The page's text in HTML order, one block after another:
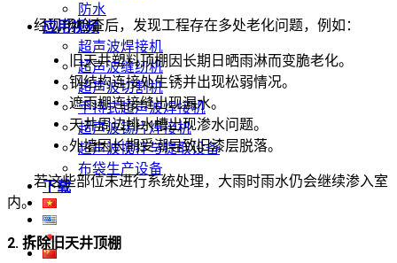
防水
应用视频
超声波焊接机
超声波缝纫机
超声波切割机
手持式超声波焊接机
超声波锡片焊接机
超声波搅拌与提取设备
布袋生产设备
下载
经现场检查后，发现工程存在多处老化问题，例如：
旧天井塑料顶棚因长期日晒雨淋而变脆老化。
钢结构连接处生锈并出现松弱情况。
遮雨棚连接缝出现漏水。
天井周边排水槽出现渗水问题。
外墙因长期受潮导致旧漆层脱落。
若这些部位未进行系统处理，大雨时雨水仍会继续渗入室
内。
2. 拆除旧天井顶棚